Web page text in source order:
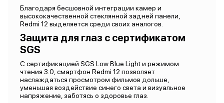
Благодаря бесшовной интеграции камер и
высококачественной стеклянной задней панели,
Redmi 12 выделяется среди своих аналогов.
Защита для глаз с сертификатом
SGS
С сертификацией SGS Low Blue Light и режимом
чтения 3.0, смартфон Redmi 12 позволяет
наслаждаться просмотром фильмов дольше,
уменьшая воздействие синего света и визуальное
напряжение, заботясь о здоровье глаз.